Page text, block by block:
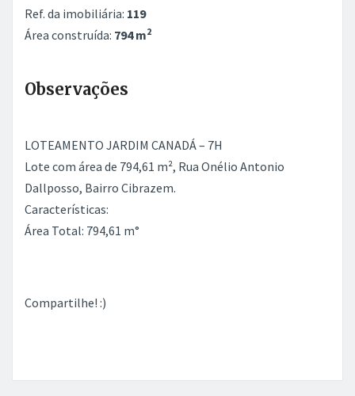
Ref. da imobiliária: 119
Área construída: 794 m2
Observações
LOTEAMENTO JARDIM CANADÁ – 7H
Lote com área de 794,61 m², Rua Onélio Antonio
Dallposso, Bairro Cibrazem.
Características:
Área Total: 794,61 m°
Compartilhe! :)